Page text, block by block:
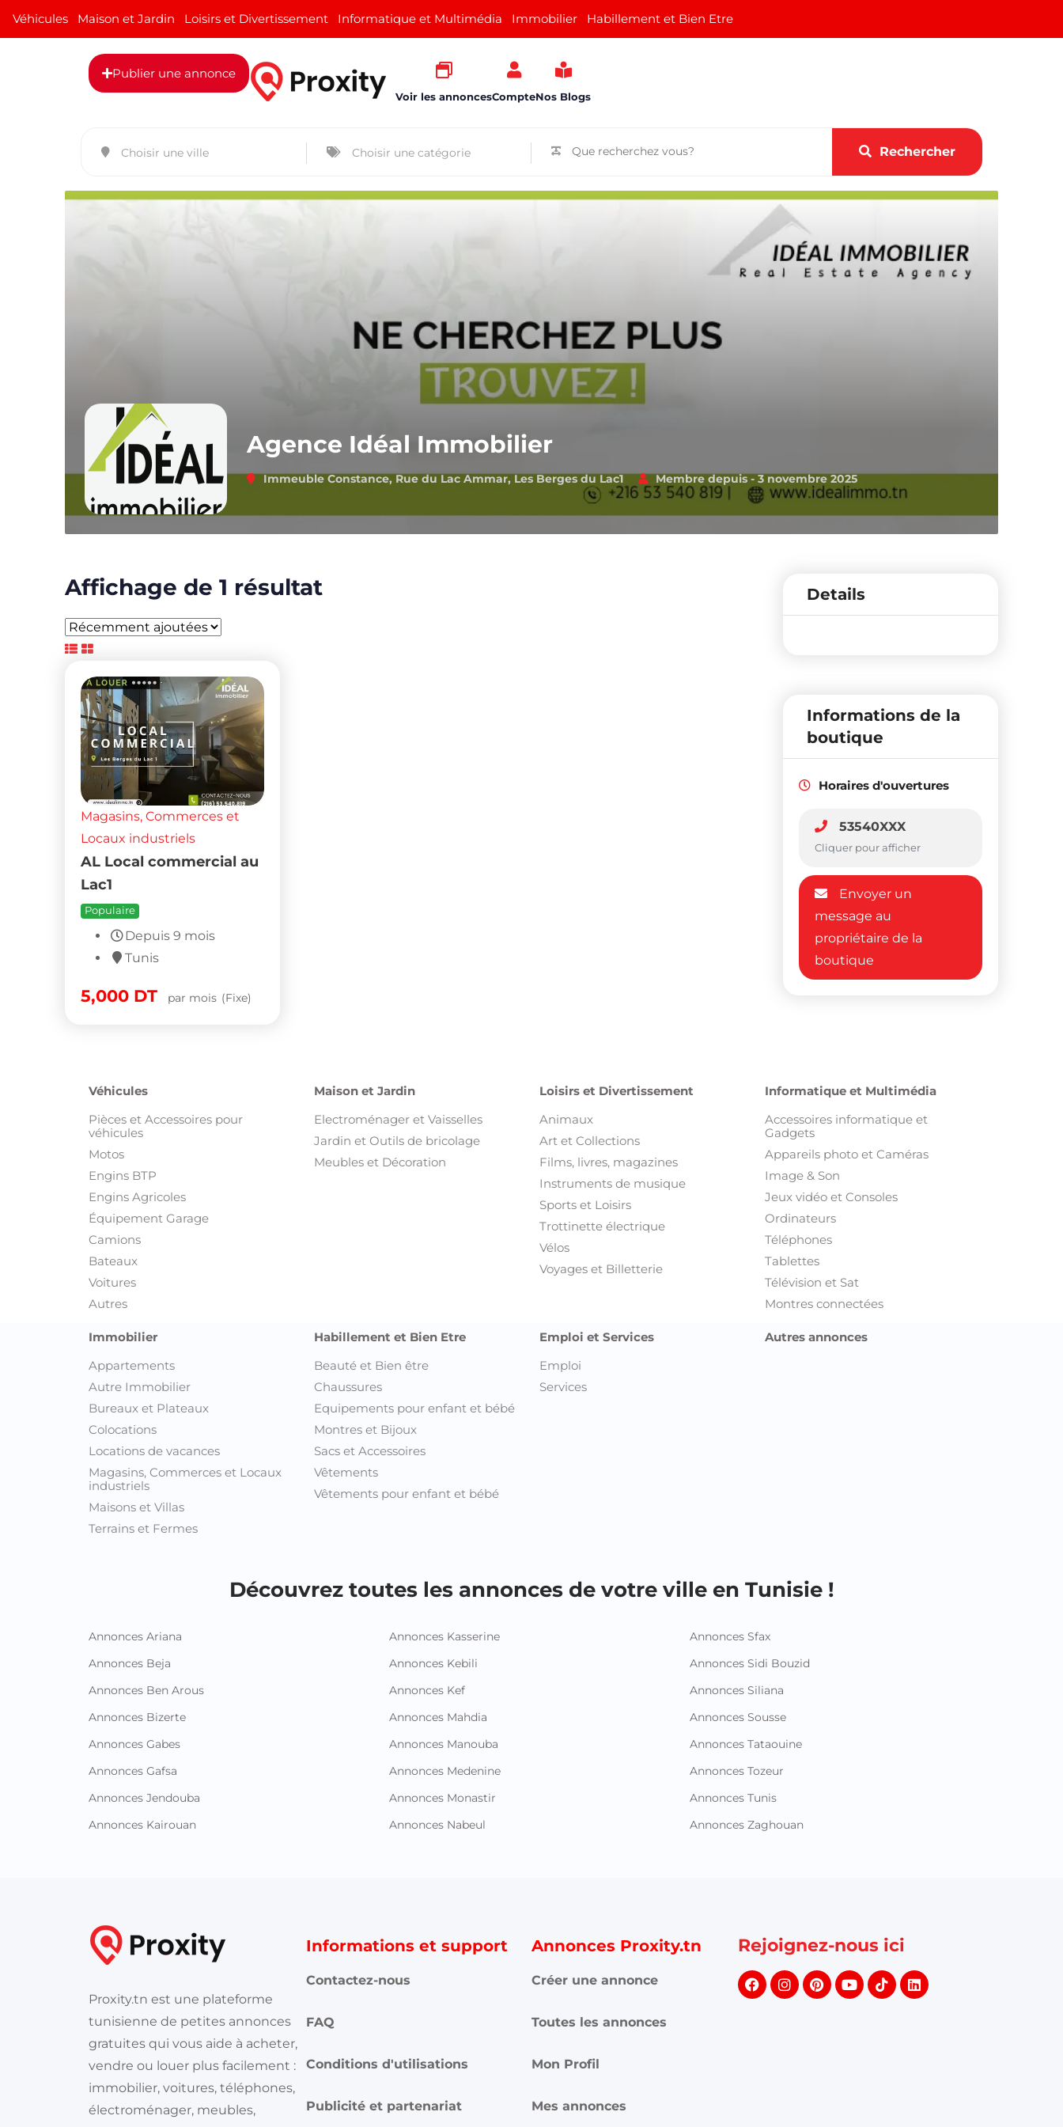
Véhicules Maison et Jardin Loisirs et Divertissement Informatique et Multimédia Immobilier Habillement et Bien Etre
Publier une annonce
Voir les annoncesCompteNos Blogs
Rechercher
Agence Idéal Immobilier
Immeuble Constance, Rue du Lac Ammar, Les Berges du Lac1 Membre depuis - 3 novembre 2025
Affichage de 1 résultat
Magasins, Commerces et
Locaux industriels
AL Local commercial au
Lac1
Populaire
Depuis 9 mois
Tunis
5,000 DT par mois (Fixe)
Details
Informations de la
boutique
Horaires d'ouvertures
53540XXX
Cliquer pour afficher
Envoyer un
message au
propriétaire de la
boutique
Véhicules
Pièces et Accessoires pour
véhicules
Motos
Engins BTP
Engins Agricoles
Équipement Garage
Camions
Bateaux
Voitures
Autres
Maison et Jardin
Electroménager et Vaisselles
Jardin et Outils de bricolage
Meubles et Décoration
Loisirs et Divertissement
Animaux
Art et Collections
Films, livres, magazines
Instruments de musique
Sports et Loisirs
Trottinette électrique
Vélos
Voyages et Billetterie
Informatique et Multimédia
Accessoires informatique et
Gadgets
Appareils photo et Caméras
Image & Son
Jeux vidéo et Consoles
Ordinateurs
Téléphones
Tablettes
Télévision et Sat
Montres connectées
Immobilier
Appartements
Autre Immobilier
Bureaux et Plateaux
Colocations
Locations de vacances
Magasins, Commerces et Locaux
industriels
Maisons et Villas
Terrains et Fermes
Habillement et Bien Etre
Beauté et Bien être
Chaussures
Equipements pour enfant et bébé
Montres et Bijoux
Sacs et Accessoires
Vêtements
Vêtements pour enfant et bébé
Emploi et Services
Emploi
Services
Autres annonces
Découvrez toutes les annonces de votre ville en Tunisie !
Annonces Ariana
Annonces Beja
Annonces Ben Arous
Annonces Bizerte
Annonces Gabes
Annonces Gafsa
Annonces Jendouba
Annonces Kairouan
Annonces Kasserine
Annonces Kebili
Annonces Kef
Annonces Mahdia
Annonces Manouba
Annonces Medenine
Annonces Monastir
Annonces Nabeul
Annonces Sfax
Annonces Sidi Bouzid
Annonces Siliana
Annonces Sousse
Annonces Tataouine
Annonces Tozeur
Annonces Tunis
Annonces Zaghouan
Proxity.tn est une plateforme
tunisienne de petites annonces
gratuites qui vous aide à acheter,
vendre ou louer plus facilement :
immobilier, voitures, téléphones,
électroménager, meubles,
Informations et support
Contactez-nous
FAQ
Conditions d'utilisations
Publicité et partenariat
Annonces Proxity.tn
Créer une annonce
Toutes les annonces
Mon Profil
Mes annonces
Rejoignez-nous ici